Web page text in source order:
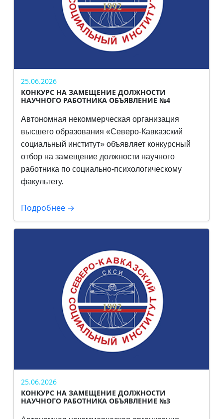
25.06.2026
КОНКУРС НА ЗАМЕЩЕНИЕ ДОЛЖНОСТИ
НАУЧНОГО РАБОТНИКА ОБЪЯВЛЕНИЕ №4
Автономная некоммерческая организация
высшего образования «Северо-Кавказский
социальный институт» объявляет конкурсный
отбор на замещение должности научного
работника по социально-психологическому
факультету.
Подробнее →
25.06.2026
КОНКУРС НА ЗАМЕЩЕНИЕ ДОЛЖНОСТИ
НАУЧНОГО РАБОТНИКА ОБЪЯВЛЕНИЕ №3